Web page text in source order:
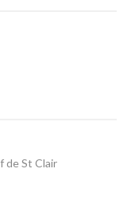
de St Clair